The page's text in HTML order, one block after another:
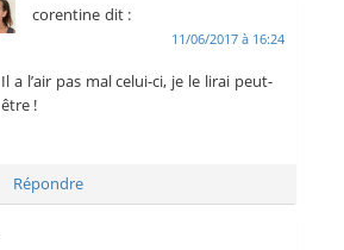
corentine dit :
11/06/2017 à 16:24
Il a l’air pas mal celui-ci, je le lirai peut-
être !
Répondre